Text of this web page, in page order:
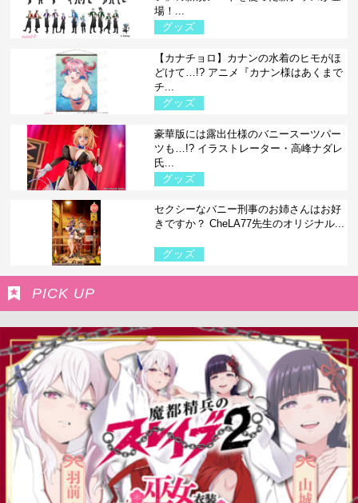
場！...
グッズ
【カナチョロ】カナンの水着のヒモがほ
どけて…!? アニメ『カナン様はあくまで
チ...
グッズ
豪華版には露出仕様のバニースーツパー
ツも…!? イラストレーター・高峰ナダレ
氏...
グッズ
セクシーなバニー刑事のお姉さんはお好
きですか？ CheLA77先生のオリジナル...
グッズ
PICK UP